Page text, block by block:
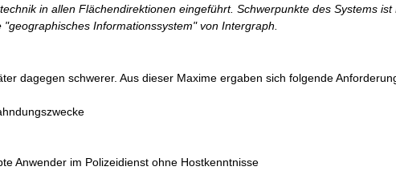
in allen Flächendirektionen eingeführt. Schwerpunkte des Systems ist
Informationssystem" von Intergraph.
dagegen schwerer. Aus dieser Maxime ergaben sich folgende
Anwender im Polizeidienst ohne Hostkenntnisse